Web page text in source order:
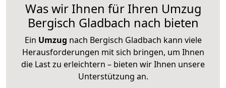
Was wir Ihnen für Ihren Umzug
Bergisch Gladbach nach bieten
Ein Umzug nach Bergisch Gladbach kann viele
Herausforderungen mit sich bringen, um Ihnen
die Last zu erleichtern – bieten wir Ihnen unsere
Unterstützung an.